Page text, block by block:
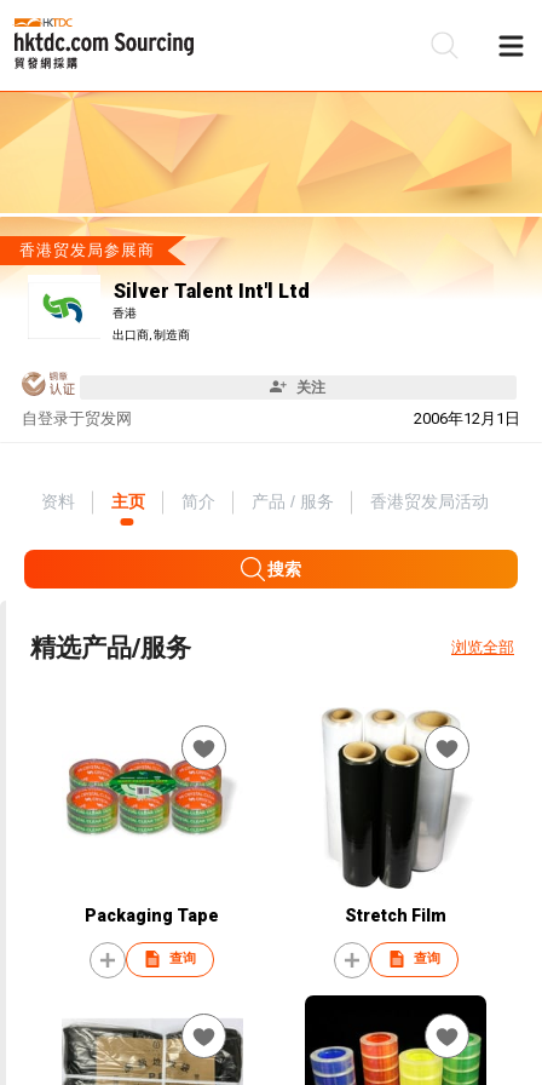
香港贸发局参展商
Silver Talent Int'l Ltd
香港
出口商, 制造商
关注
自 2006年12月1日
登录于贸发网
资料 主页 简介 产品 / 服务 香港贸发局活动
搜索
精选产品/服务 浏览全部
Packaging Tape
查询
Stretch Film
查询